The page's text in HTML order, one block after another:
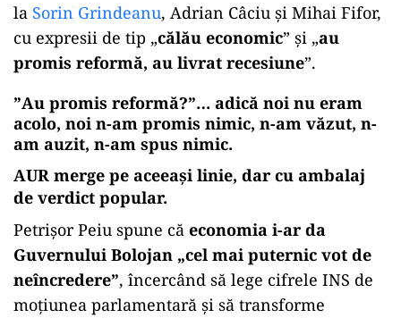
la Sorin Grindeanu, Adrian Câciu și Mihai Fifor,
cu expresii de tip „călău economic” și „au
promis reformă, au livrat recesiune”.
”Au promis reformă?”… adică noi nu eram
acolo, noi n-am promis nimic, n-am văzut, n-
am auzit, n-am spus nimic.
AUR merge pe aceeași linie, dar cu ambalaj
de verdict popular.
Petrișor Peiu spune că economia i-ar da
Guvernului Bolojan „cel mai puternic vot de
neîncredere”, încercând să lege cifrele INS de
moțiunea parlamentară și să transforme